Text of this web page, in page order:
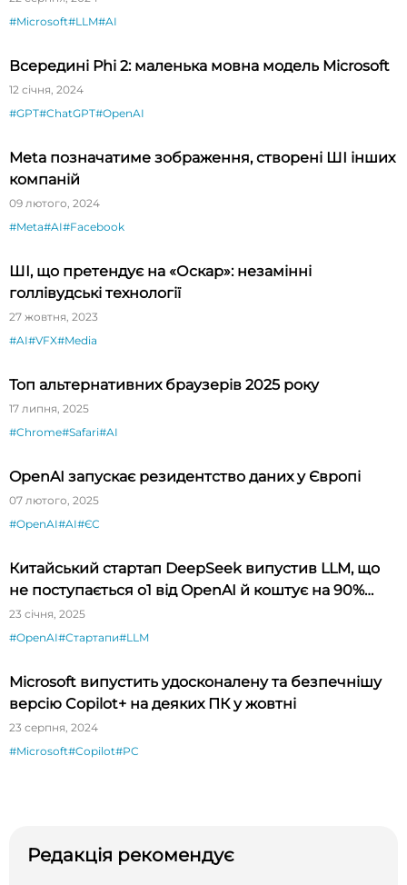
#Microsoft#LLM#AI
Всередині Phi 2: маленька мовна модель Microsoft
12 січня, 2024
#GPT#ChatGPT#OpenAI
Meta позначатиме зображення, створені ШІ інших
компаній
09 лютого, 2024
#Meta#AI#Facebook
ШІ, що претендує на «Оскар»: незамінні
голлівудські технології
27 жовтня, 2023
#AI#VFX#Media
Топ альтернативних браузерів 2025 року
17 липня, 2025
#Chrome#Safari#AI
OpenAI запускає резидентство даних у Європі
07 лютого, 2025
#OpenAI#AI#ЄС
Китайський стартап DeepSeek випустив LLM, що
не поступається o1 від OpenAI й коштує на 90%
дешевше
23 січня, 2025
#OpenAI#Стартапи#LLM
Microsoft випустить удосконалену та безпечнішу
версію Copilot+ на деяких ПК у жовтні
23 серпня, 2024
#Microsoft#Copilot#PC
Редакція рекомендує